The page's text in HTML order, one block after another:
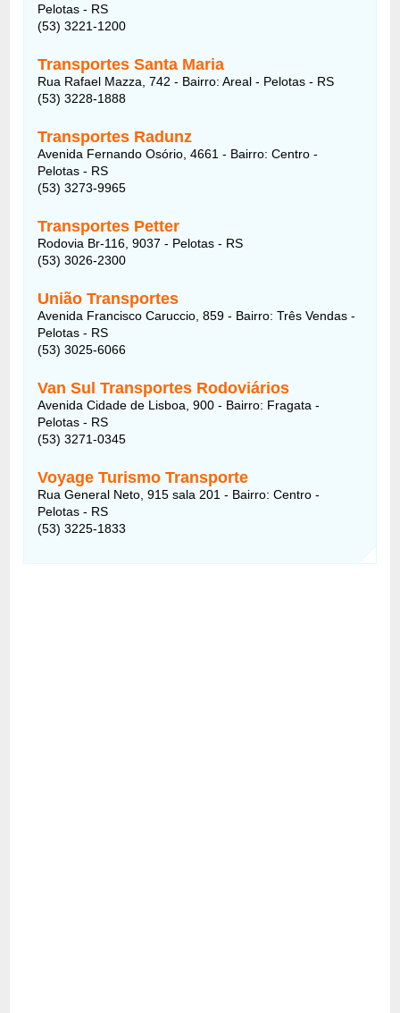
Pelotas - RS
(53) 3221-1200
Transportes Santa Maria
Rua Rafael Mazza, 742 - Bairro: Areal - Pelotas - RS
(53) 3228-1888
Transportes Radunz
Avenida Fernando Osório, 4661 - Bairro: Centro -
Pelotas - RS
(53) 3273-9965
Transportes Petter
Rodovia Br-116, 9037 - Pelotas - RS
(53) 3026-2300
União Transportes
Avenida Francisco Caruccio, 859 - Bairro: Três Vendas -
Pelotas - RS
(53) 3025-6066
Van Sul Transportes Rodoviários
Avenida Cidade de Lisboa, 900 - Bairro: Fragata -
Pelotas - RS
(53) 3271-0345
Voyage Turismo Transporte
Rua General Neto, 915 sala 201 - Bairro: Centro -
Pelotas - RS
(53) 3225-1833